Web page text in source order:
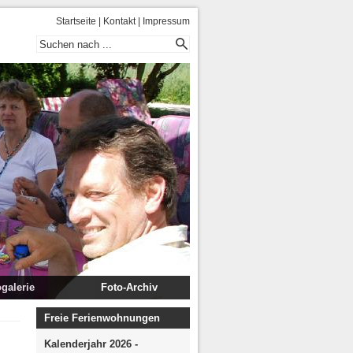
Startseite Kontakt| Impressum
Kitzbühl
Südtirol 2012
Foto-Archiv
Flims 2008
Freie Ferienwohnungen
Kalenderjahr 2026 -